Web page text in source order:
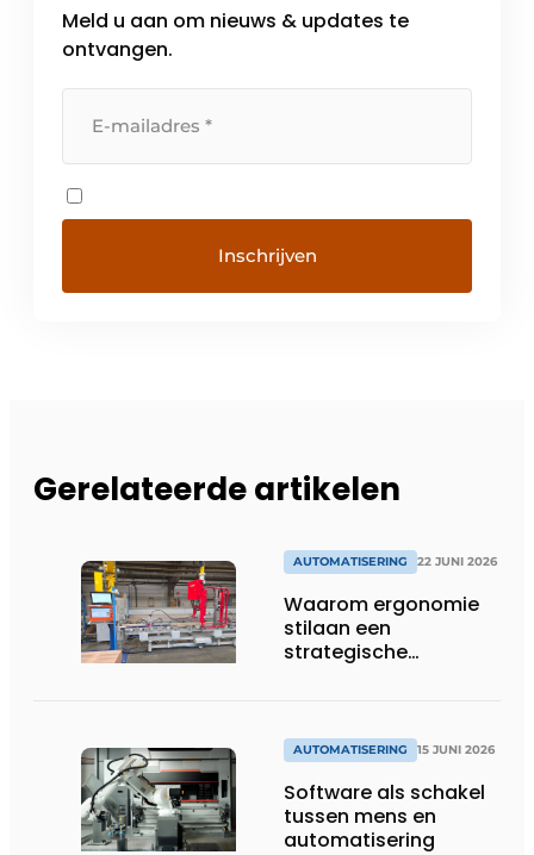
Meld u aan om nieuws & updates te
ontvangen.
Gerelateerde artikelen
AUTOMATISERING 22 JUNI 2026
Waarom ergonomie
stilaan een
strategische
AUTOMATISERING 15 JUNI 2026
Software als schakel
tussen mens en
automatisering